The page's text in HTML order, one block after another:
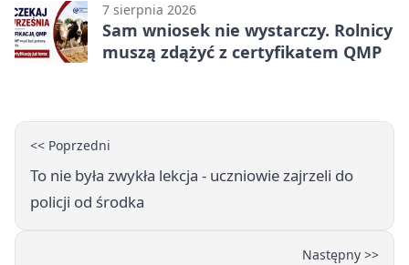
7 sierpnia 2026
Sam wniosek nie wystarczy. Rolnicy
muszą zdążyć z certyfikatem QMP
<< Poprzedni
To nie była zwykła lekcja - uczniowie zajrzeli do
policji od środka
Następny >>